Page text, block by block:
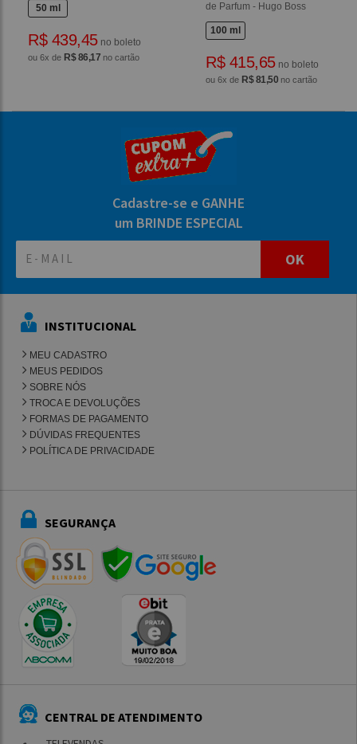
50 ml
R$ 439,45no boleto
ou 6x de R$ 86,17 no cartão
de Parfum - Hugo Boss
100 ml
R$ 415,65no boleto
ou 6x de R$ 81,50 no cartão
Cadastre-se e GANHE
um BRINDE ESPECIAL
OK
INSTITUCIONAL
MEU CADASTRO
MEUS PEDIDOS
SOBRE NÓS
TROCA E DEVOLUÇÕES
FORMAS DE PAGAMENTO
DÚVIDAS FREQUENTES
POLÍTICA DE PRIVACIDADE
SEGURANÇA
CENTRAL DE ATENDIMENTO